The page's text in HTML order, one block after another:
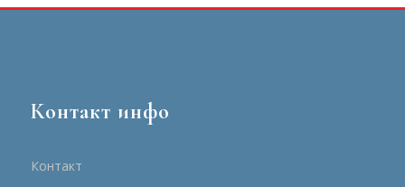
Контакт инфо
Контакт